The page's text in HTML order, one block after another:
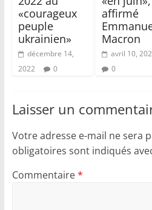
«courageux
peuple
ukrainien»
décembre 14,
2022
0
affirmé
Macron
avril 10,
0
Laisser un
Votre adresse e-mail ne sera
obligatoires sont indiqués
Commentaire*